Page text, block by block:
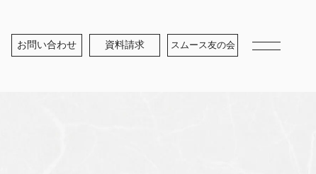
お問い合わせ 資料請求 スムース友の会